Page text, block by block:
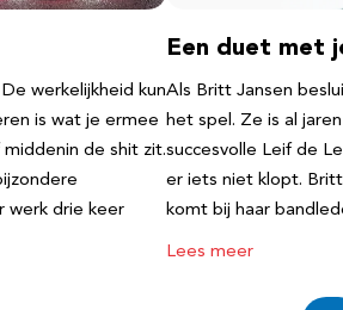
werkelijkheid kun
is wat je ermee
de shit zit.
werk drie keer
Een duet met
Als Britt Jansen
het spel. Ze is al
succesvolle Leif de
er iets niet klopt.
komt bij haar
Lees meer